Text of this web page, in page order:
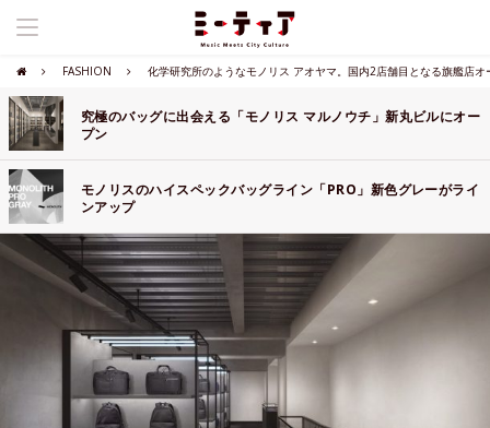
FASHION 化学研究所のようなモノリス アオヤマ。国内2店舗目となる旗艦店オ
究極のバッグに出会える「モノリス マルノウチ」新丸ビルにオー
プン
モノリスのハイスペックバッグライン「PRO」新色グレーがライ
ンアップ